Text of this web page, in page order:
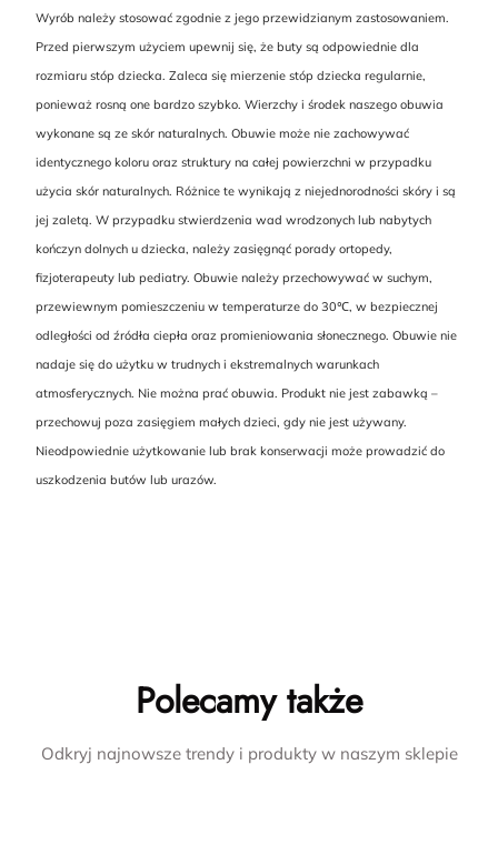
Wyrób należy stosować zgodnie z jego przewidzianym zastosowaniem.
Przed pierwszym użyciem upewnij się, że buty są odpowiednie dla
rozmiaru stóp dziecka. Zaleca się mierzenie stóp dziecka regularnie,
ponieważ rosną one bardzo szybko. Wierzchy i środek naszego obuwia
wykonane są ze skór naturalnych. Obuwie może nie zachowywać
identycznego koloru oraz struktury na całej powierzchni w przypadku
użycia skór naturalnych. Różnice te wynikają z niejednorodności skóry i są
jej zaletą. W przypadku stwierdzenia wad wrodzonych lub nabytych
kończyn dolnych u dziecka, należy zasięgnąć porady ortopedy,
fizjoterapeuty lub pediatry. Obuwie należy przechowywać w suchym,
przewiewnym pomieszczeniu w temperaturze do 30℃, w bezpiecznej
odległości od źródła ciepła oraz promieniowania słonecznego. Obuwie nie
nadaje się do użytku w trudnych i ekstremalnych warunkach
atmosferycznych. Nie można prać obuwia. Produkt nie jest zabawką –
przechowuj poza zasięgiem małych dzieci, gdy nie jest używany.
Nieodpowiednie użytkowanie lub brak konserwacji może prowadzić do
uszkodzenia butów lub urazów.
Polecamy także
Odkryj najnowsze trendy i produkty w naszym sklepie